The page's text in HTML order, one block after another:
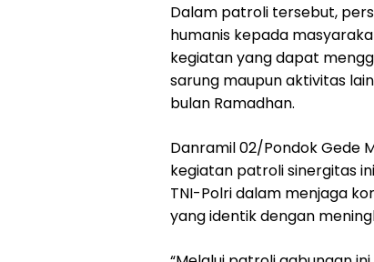
Dalam patroli tersebut,
humanis kepada
kegiatan yang dapat
sarung maupun aktivitas
bulan Ramadhan.
Danramil 02/Pondok Gede
kegiatan patroli sinergitas
TNI-Polri dalam menjaga
yang identik dengan